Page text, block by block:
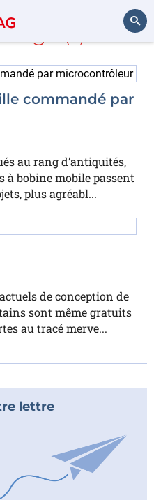
commandé par
au rang d’antiquités,
à bobine mobile passent
plus agréabl...
de conception de
sont même gratuits
au tracé merve...
lettre